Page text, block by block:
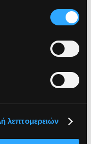
λεπτομερειών